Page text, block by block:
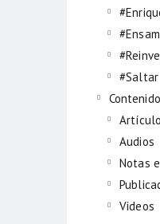
#Saltar
Audios
Notas
Videos